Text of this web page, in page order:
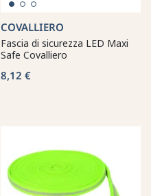
COVALLIERO
Fascia di sicurezza LED Maxi
Safe Covalliero
8,12 €